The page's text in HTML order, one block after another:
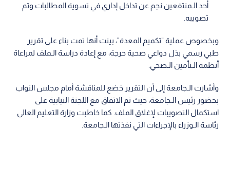
أحد الـمنتفعين نجم عن تداخل إداري في تسوية المطالبات وتم
تصويبه.
وبخصوص عملية "تكميم المعدة"، بينت أنها تمت بناء على تقرير
طبي رسمي بذل دواعي صحية حرجة، مع إعادة دراسة الـملف لمراعاة
أنظمة الـتأمين الـصحي.
وأشارت الـجامعة إلى أن التقرير خضع للمناقشة أمام مجلس النواب
بحضور رئيس الـجامعة، حيث تم الاتفاق مع اللجنة النيابية على
استكمال التصويبات لإغلاق الملف. كما خاطبت وزارة التعليم العالي
رئاسة الـوزراء بالإجراءات التي نفذتها الـجامعة.